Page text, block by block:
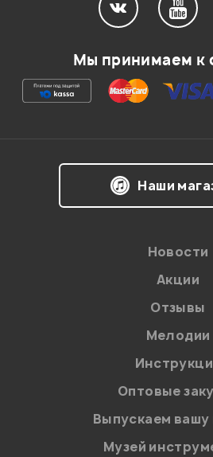
Ваша оценка:
на обработку
Политикой в
персональных данных.
Введите проверочное
Мы принимаем к
Наши
Новости
Акции
Отзывы
Мелодии
Оптовые
Выпускаем вашу
Музей